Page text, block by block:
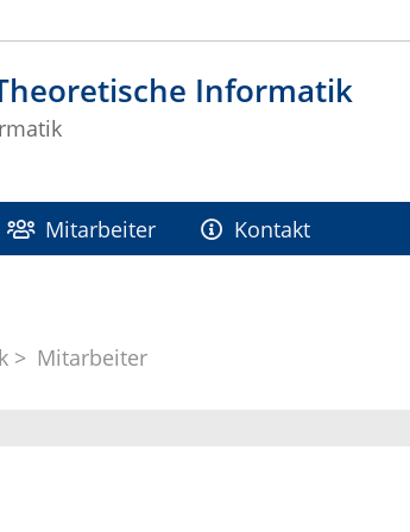
Informatik
Mitarbeiter Kontakt
Mitarbeiter